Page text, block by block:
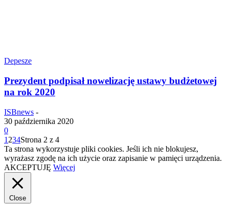
Depesze
Prezydent podpisał nowelizację ustawy budżetowej
na rok 2020
ISBnews -
30 października 2020
0
1 234Strona 2 z 4
Ta strona wykorzystuje pliki cookies. Jeśli ich nie blokujesz,
wyrażasz zgodę na ich użycie oraz zapisanie w pamięci urządzenia.
AKCEPTUJĘ Więcej
Close